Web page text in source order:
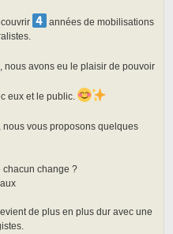
années de mobilisations
nous avons eu le plaisir de pouvoir
eux et le public.
vous proposons quelques
chacun change ?
de plus en plus dur avec une